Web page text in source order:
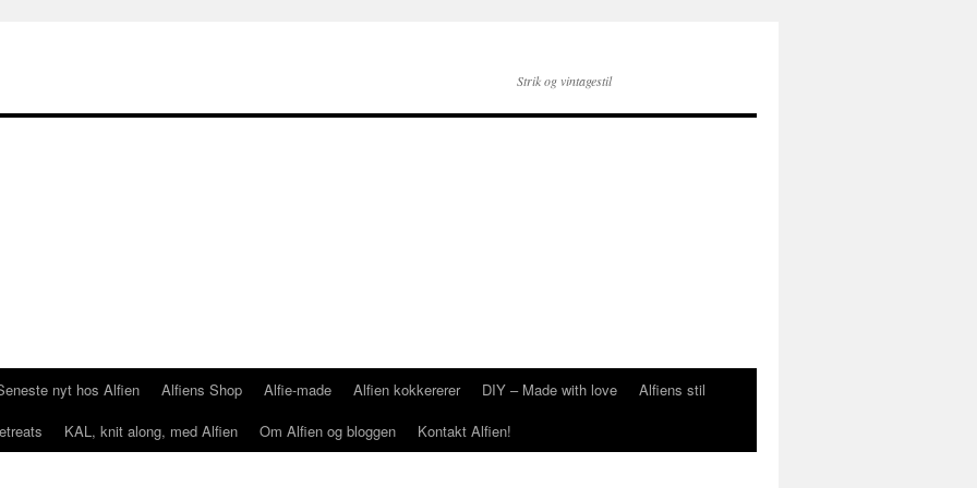
Strik og vintagestil
nyt hos Alfien Alfiens Shop Alfie-made Alfien kokkererer DIY – Made with love
Alfiens stil
KAL, knit along, med Alfien Om Alfien og bloggen Kontakt Alfien!